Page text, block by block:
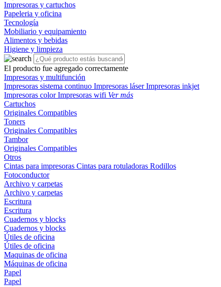
Impresoras y cartuchos
Papeleria y oficina
Tecnología
Mobiliario y equipamiento
Alimentos y bebidas
Higiene y limpieza
El producto fue agregado correctamente
Impresoras y multifunción
Impresoras sistema continuo Impresoras láserImpresoras inkjet
Impresoras colorImpresoras wifi Ver más
Cartuchos
Originales Compatibles
Toners
Originales Compatibles
Tambor
Originales Compatibles
Otros
Cintas para impresoras Cintas para rotuladoras Rodillos
Fotoconductor
Archivo y carpetas
Archivo y carpetas
Escritura
Escritura
Cuadernos y blocks
Cuadernos y blocks
Útiles de oficina
Útiles de oficina
Maquinas de oficina
Máquinas de oficina
Papel
Papel